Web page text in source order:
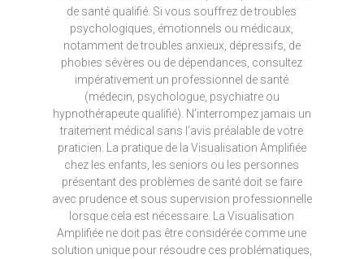
de santé qualifié. Si vous souffrez de troubles
psychologiques, émotionnels ou médicaux,
notamment de troubles anxieux, dépressifs, de
phobies sévères ou de dépendances, consultez
impérativement un professionnel de santé
(médecin, psychologue, psychiatre ou
hypnothérapeute qualifié). N’interrompez jamais un
traitement médical sans l’avis préalable de votre
praticien. La pratique de la Visualisation Amplifiée
chez les enfants, les seniors ou les personnes
présentant des problèmes de santé doit se faire
avec prudence et sous supervision professionnelle
lorsque cela est nécessaire. La Visualisation
Amplifiée ne doit pas être considérée comme une
solution unique pour résoudre ces problématiques,